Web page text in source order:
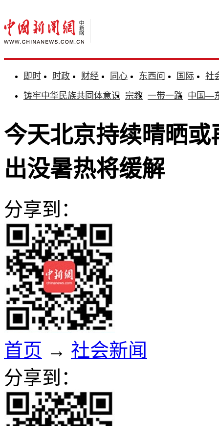
即时 时政 财经 同心 东西问 国际
社
铸牢中华民族共同体意识 宗教 一带一路 中国—
今天北京持续晴晒
出没暑热将缓解
分享到：
首页 → 社会新闻
分享到：